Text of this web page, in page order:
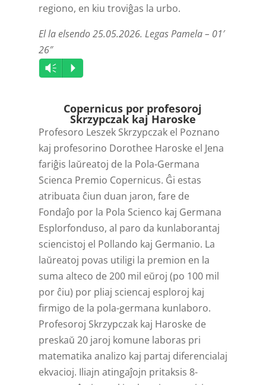
regiono, en kiu troviĝas la urbo.
El la elsendo 25.05.2026. Legas Pamela – 01′
26″
Audio
Player
Vm P
Copernicus por profesoroj
Skrzypczak kaj Haroske
Profesoro Leszek Skrzypczak el Poznano
kaj profesorino Dorothee Haroske el Jena
fariĝis laŭreatoj de la Pola-Germana
Scienca Premio Copernicus. Ĝi estas
atribuata ĉiun duan jaron, fare de
Fondaĵo por la Pola Scienco kaj Germana
Esplorfonduso, al paro da kunlaborantaj
sciencistoj el Pollando kaj Germanio. La
laŭreatoj povas utiligi la premion en la
suma alteco de 200 mil eŭroj (po 100 mil
por ĉiu) por pliaj sciencaj esploroj kaj
firmigo de la pola-germana kunlaboro.
Profesoroj Skrzypczak kaj Haroske de
preskaŭ 20 jaroj komune laboras pri
matematika analizo kaj partaj diferencialaj
ekvacioj. Iliajn atingaĵojn pritaksis 8-